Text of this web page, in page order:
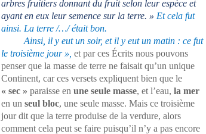
arbres fruitiers donnant du fruit selon leur espèce et
ayant en eux leur semence sur la terre. » Et cela fut
ainsi. La terre /…/ était bon.
Ainsi, il y eut un soir, et il y eut un matin : ce fut
le troisième jour », et par ces Écrits nous pouvons
penser que la masse de terre ne faisait qu’un unique
Continent, car ces versets expliquent bien que le
« sec » paraisse en une seule masse, et l’eau, la mer
en un seul bloc, une seule masse. Mais ce troisième
jour dit que la terre produise de la verdure, alors
comment cela peut se faire puisqu’il n’y a pas encore